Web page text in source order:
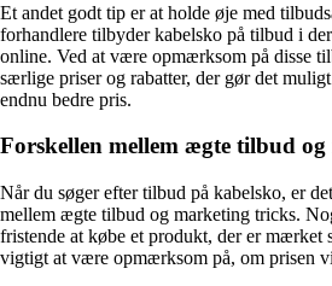
Et andet godt tip er at holde øje med
forhandlere tilbyder kabelsko på tilbud i
online. Ved at være opmærksom på disse
særlige priser og rabatter, der gør det
endnu bedre pris.
Forskellen mellem ægte tilbud
Når du søger efter tilbud på kabelsko, er
mellem ægte tilbud og marketing tricks.
fristende at købe et produkt, der er mærket
vigtigt at være opmærksom på, om prisen